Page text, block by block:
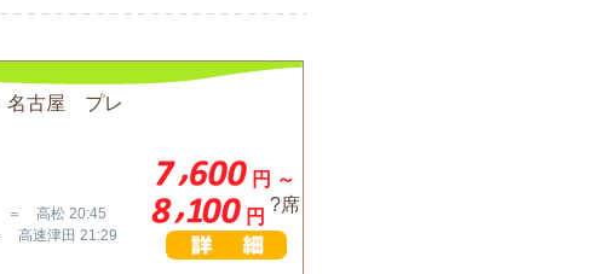
名古屋 プレ
高松 20:45
高速津田 21:29
円 ～
円
?席